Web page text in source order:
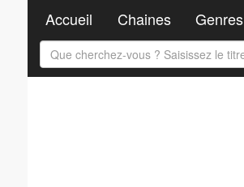
Accueil Chaines Genres